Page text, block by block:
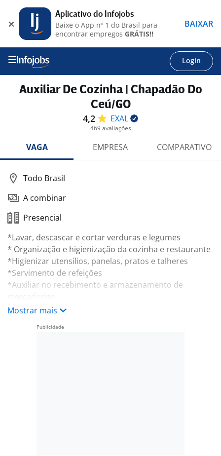
Login
Auxiliar De Cozinha | Chapadão Do
Ceú/GO
4,2 EXAL
469 avaliações
VAGA EMPRESA COMPARATIVO
Todo Brasil
A combinar
Presencial
*Lavar, descascar e cortar verduras e legumes
* Organização e higienização da cozinha e restaurante
*Higienizar utensílios, panelas, pratos e talheres
*Servimento de refeições
*Auxiliar no recebimento e armazenamento de
*Executar outras atividades afins
-. PLR- Participação de Lucros e Resultados -
Mostrar mais
Aplicativo do Infojobs
Baixe o App nº 1 do Brasil para
encontrar empregos GRÁTIS!!
BAIXAR